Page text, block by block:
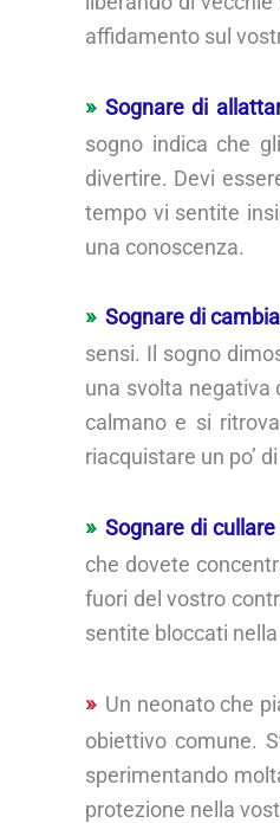
affidamento sul
Sognare di
sogno indica che
divertire. Devi
tempo vi sentite
una conoscenza.
Sognare di
sensi. Il sogno
una svolta negativa
calmano e si
riacquistare un po’
Sognare di
che dovete
fuori del vostro
sentite bloccati
Un neonato che
obiettivo comune.
sperimentando
protezione nella